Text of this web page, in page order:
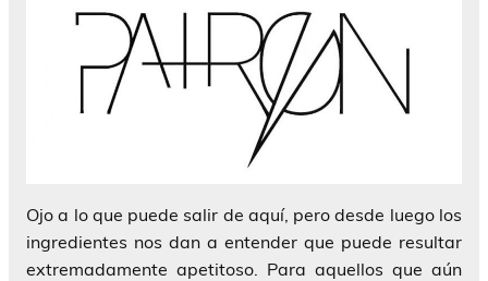
Ojo a lo que puede salir de aquí, pero desde luego los
ingredientes nos dan a entender que puede resultar
extremadamente apetitoso. Para aquellos que aún